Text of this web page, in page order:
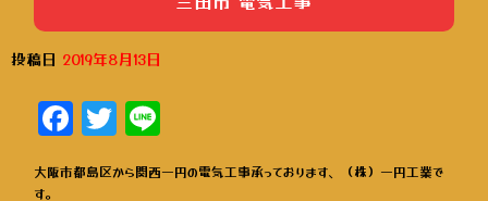
投稿日 2019年8月13日
Facebook
Twitter
大阪市都島区から関西一円の電気工事承っております、（株）一円工業で
す。